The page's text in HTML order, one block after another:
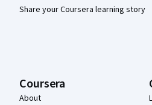
Share your Coursera learning story
Coursera
About